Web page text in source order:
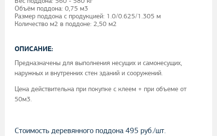
Объём поддона: 0,75 м3
Размер поддона с продукцией: 1.0/0.625/1.305 м
Количество м2 в поддоне: 2,50 м2
ОПИСАНИЕ:
Предназначены для выполнения несущих и самонесущих,
наружных и внутренних стен зданий и сооружений.
Цена действительна при покупке с клеем + при объеме от
50м3.
Стоимость деревянного поддона 495 руб./шт.